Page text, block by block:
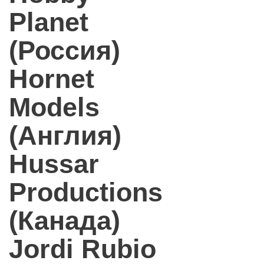
Planet
(Россия)
Hornet
Models
(Англия)
Hussar
Productions
(Канада)
Jordi Rubio